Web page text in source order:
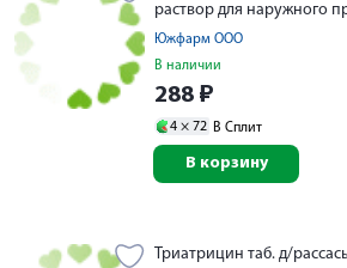
раствор для наружного
Южфарм ООО
В наличии
288 ₽
4 × 72 В Сплит
В корзину
Триатрицин таб. д/